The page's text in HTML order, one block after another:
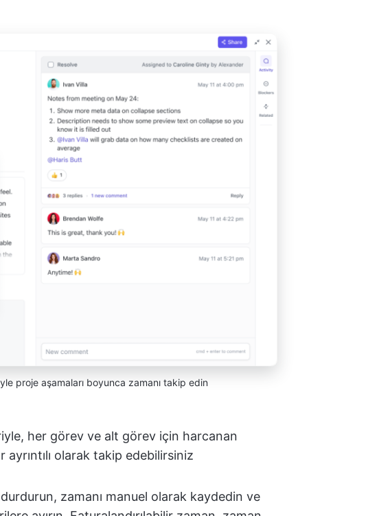
proje aşamaları boyunca zamanı takip edin
her görev ve alt görev için harcanan
olarak takip edebilirsiniz
durdurun, zamanı manuel olarak kaydedin ve